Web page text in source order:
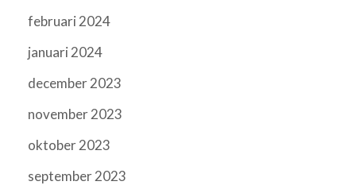
februari 2024
januari 2024
december 2023
november 2023
oktober 2023
september 2023